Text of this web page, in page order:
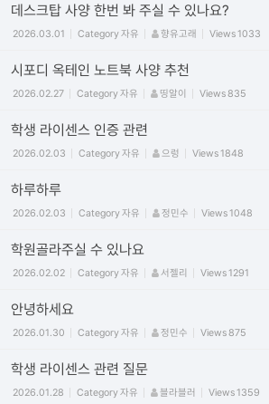
데스크탑 사양 한번 봐 주실 수 있나요?
2026.03.01 Category자유 향유고래 Views1033
시포디 옥테인 노트북 사양 추천
2026.02.27 Category자유 띵알이 Views835
학생 라이센스 인증 관련
2026.02.03 Category자유 으렁 Views1848
하루하루
2026.02.03 Category자유 정민수 Views1048
학원골라주실 수 있나요
2026.02.02 Category자유 서젤리 Views1291
안녕하세요
2026.01.30 Category자유 정민수 Views875
학생 라이센스 관련 질문
2026.01.28 Category자유 블라블러 Views1359